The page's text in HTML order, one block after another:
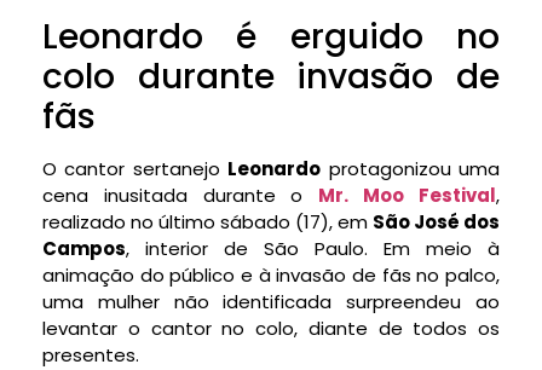
Leonardo é erguido no
colo durante invasão de
fãs
O cantor sertanejo Leonardo protagonizou uma
cena inusitada durante o Mr. Moo Festival,
realizado no último sábado (17), em São José dos
Campos, interior de São Paulo. Em meio à
animação do público e à invasão de fãs no palco,
uma mulher não identificada surpreendeu ao
levantar o cantor no colo, diante de todos os
presentes.